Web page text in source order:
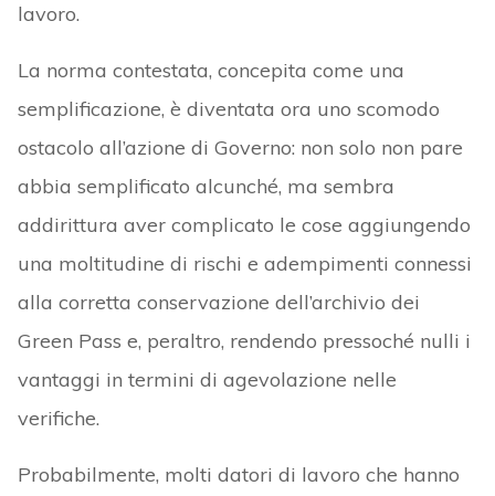
lavoro.
La norma contestata, concepita come una
semplificazione, è diventata ora uno scomodo
ostacolo all’azione di Governo: non solo non pare
abbia semplificato alcunché, ma sembra
addirittura aver complicato le cose aggiungendo
una moltitudine di rischi e adempimenti connessi
alla corretta conservazione dell’archivio dei
Green Pass e, peraltro, rendendo pressoché nulli i
vantaggi in termini di agevolazione nelle
verifiche.
Probabilmente, molti datori di lavoro che hanno